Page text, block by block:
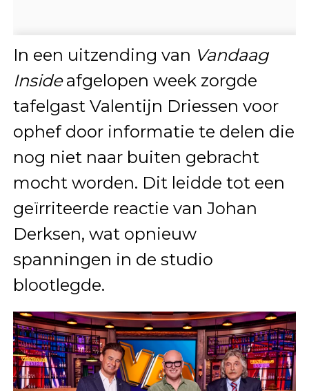
In een uitzending van Vandaag
Insideafgelopen week zorgde
tafelgast Valentijn Driessen voor
ophef door informatie te delen die
nog niet naar buiten gebracht
mocht worden. Dit leidde tot een
geïrriteerde reactie van Johan
Derksen, wat opnieuw
spanningen in de studio
blootlegde.